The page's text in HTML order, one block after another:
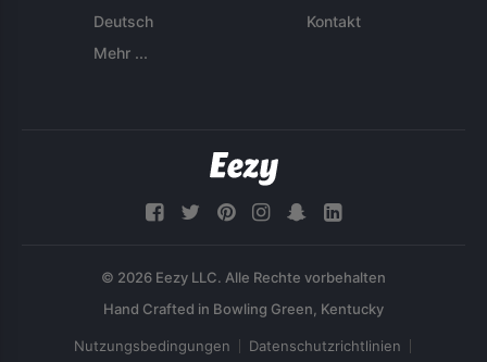
Deutsch
Mehr ...
Kontakt
© 2026 Eezy LLC. Alle Rechte vorbehalten
Nutzungsbedingungen Datenschutzrichtlinien